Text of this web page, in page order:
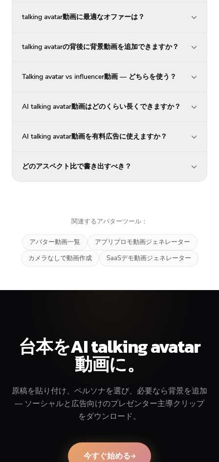
talking avatar動画に最適なオファーは？
talking avatarの背後に背景動画を追加できますか？
Talking avatar vs influencer動画 — どちらを使う？
AI talking avatar動画はどのくらい長くできますか？
AI talking avatar動画を有料広告に使えますか？
どのアスペクト比で書き出すべき？
関連するアバターツール：
アバター動画一覧
アプリプロモ動画ジェネレーター
カメラなしで動画作成
SaaSデモ動画ジェネレーター
台本をAI talking avatar
動画に。
原稿を貼り付け、ペルソナを選び、必要なら背景を追加
— ソーシャルと広告向けのプレゼンター主導クリップ
をダウンロード。
今すぐ始める